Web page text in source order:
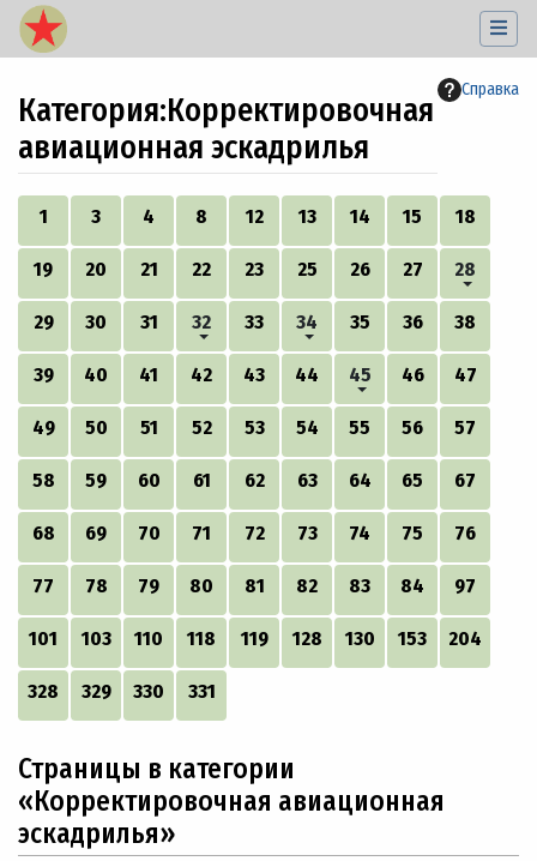
Справка
Категория:Корректировочная
авиационная эскадрилья
Перейти к: навигация поиск
1 3 4 8 12 13 14 15 18
19 20 21 22 23 25 26 27 28
29 30 31 32 33 34 35 36 38
39 40 41 42 43 44 45 46 47
49 50 51 52 53 54 55 56 57
58 59 60 61 62 63 64 65 67
68 69 70 71 72 73 74 75 76
77 78 79 80 81 82 83 84 97
101 103 110 118 119 128 130 153 204
328 329 330 331
Страницы в категории
«Корректировочная авиационная
эскадрилья»